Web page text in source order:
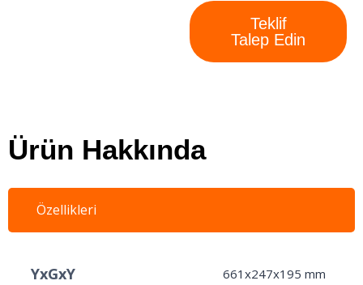
Teklif
Talep Edin
Ürün Hakkında
Özellikleri
YxGxY 661x247x195 mm